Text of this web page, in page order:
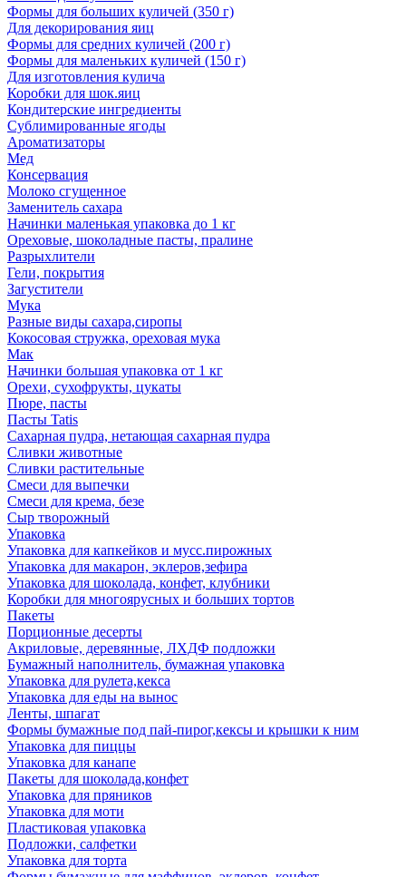
Формы для больших куличей (350 г)
Для декорирования яиц
Формы для средних куличей (200 г)
Формы для маленьких куличей (150 г)
Для изготовления кулича
Коробки для шок.яиц
Кондитерские ингредиенты
Сублимированные ягоды
Ароматизаторы
Мед
Консервация
Молоко сгущенное
Заменитель сахара
Начинки маленькая упаковка до 1 кг
Ореховые, шоколадные пасты, пралине
Разрыхлители
Гели, покрытия
Загустители
Мука
Разные виды сахара,сиропы
Кокосовая стружка, ореховая мука
Мак
Начинки большая упаковка от 1 кг
Орехи, сухофрукты, цукаты
Пюре, пасты
Пасты Tatis
Сахарная пудра, нетающая сахарная пудра
Сливки животные
Сливки растительные
Смеси для выпечки
Смеси для крема, безе
Сыр творожный
Упаковка
Упаковка для капкейков и мусс.пирожных
Упаковка для макарон, эклеров,зефира
Упаковка для шоколада, конфет, клубники
Коробки для многоярусных и больших тортов
Пакеты
Порционные десерты
Акриловые, деревянные, ЛХДФ подложки
Бумажный наполнитель, бумажная упаковка
Упаковка для рулета,кекса
Упаковка для еды на вынос
Ленты, шпагат
Формы бумажные под пай-пирог,кексы и крышки к ним
Упаковка для пиццы
Упаковка для канапе
Пакеты для шоколада,конфет
Упаковка для пряников
Упаковка для моти
Пластиковая упаковка
Подложки, салфетки
Упаковка для торта